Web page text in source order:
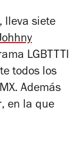
lleva siete
LGBTTTI
todos los
Además
, en la que